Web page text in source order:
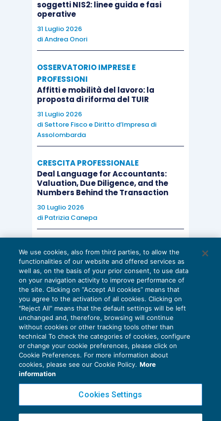
esercitano le
operano nei
economici individuati
nell’Allegato 2
149/2020), ovvero
agenzia di viaggio o di
tour operatornella zona
rossa
Proroga
termini
rottamazione
ter e saldo e
stralcio
Le rate della
rottamazione ter e del
saldo e stralcioin
scadenza nel 2020
potranno essere pagate
entro il01.03.2021 (in
luogo del termine del
10.12.2020
originariamente
previsto).
Vengono estese le
soggetti NIS2: linee guida e fasi
operative
31 Luglio 2026
diAndrea Onori
OSSERVATORIO IMPRESE E
PROFESSIONI
Affitti e mobilità del lavoro: la
proposta di riforma del TUIR
31 Luglio 2026
di Settore Fisco e Diritto d’Impresa di
Assolombarda
CRESCITA PROFESSIONALE
Deal Language for Accountants:
Valuation, Due Diligence, and the
Numbers Behind the Transaction
30 Luglio 2026
di Patrizia Canepa
EU AI Act e studi professionali: le
scadenze concrete
27 Luglio 2026
di Diego BarberieStefano Dovier
Privacy Policy
Cookie Policy
Copyright 2016 ©Gruppo Euroconference S.p.A.v2.32.4
We use cookies, also from third parties, to allow the
functionalities of our website and offered services as
well as, on the basis of your prior consent, to use data
on your navigation activity to improve performance of
the site. Clicking on “Accept All cookies” means that
you agree to the activation of all cookies. Clicking on
"Reject All" means that the default settings will be left
unchanged and, therefore, browsing will continue
without cookies or other tracking tools other than
technical To check the categories of cookies, configure
or change your cookie preferences, please click on
Cookie Preferences. For more information about
cookies, please see our Cookie Policy. More
information
Cookies Settings